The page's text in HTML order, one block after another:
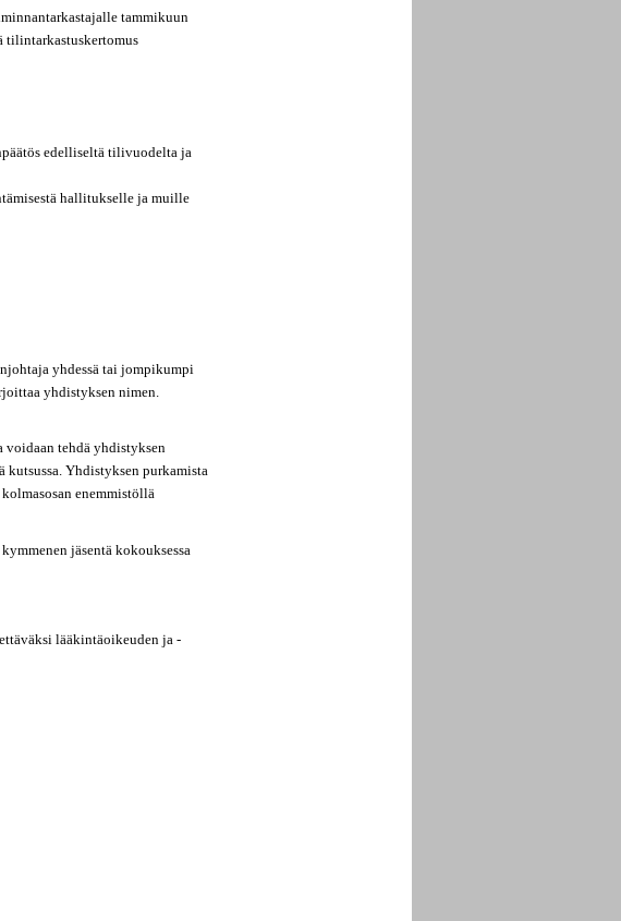
tammikuun
tilintarkastuskertomus
edelliseltä tilivuodelta ja
hallitukselle ja muille
yhdessä tai jompikumpi
yhdistyksen nimen.
voidaan tehdä yhdistyksen
kutsussa. Yhdistyksen purkamista
enemmistöllä
jäsentä kokouksessa
lääkintäoikeuden ja -